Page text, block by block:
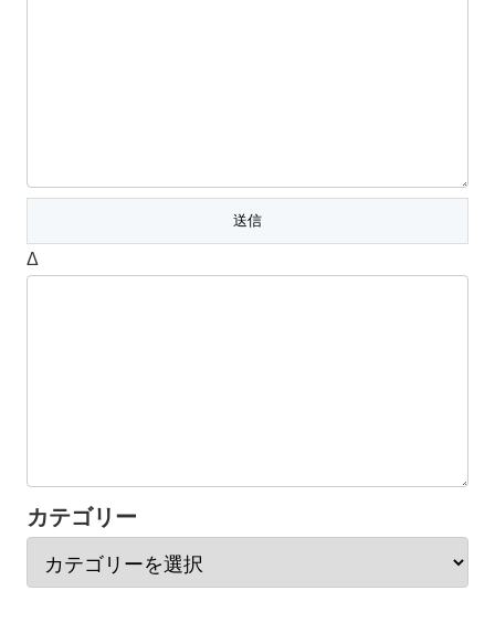
Δ
カテゴリー